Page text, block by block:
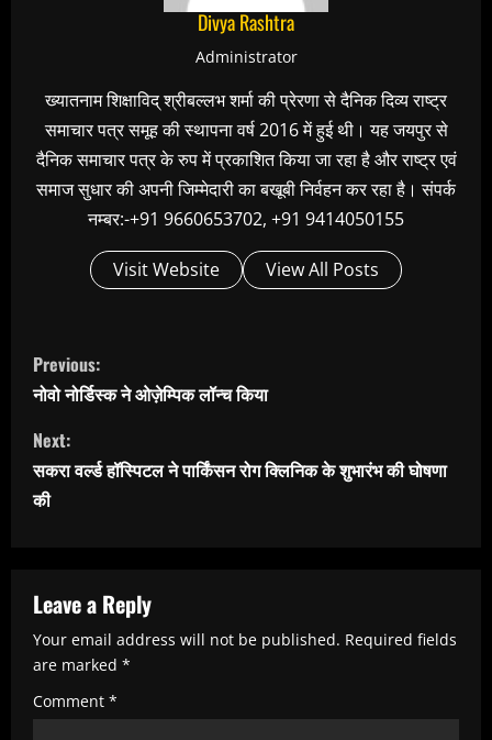
Divya Rashtra
Administrator
ख्यातनाम शिक्षाविद् श्रीबल्लभ शर्मा की प्रेरणा से दैनिक दिव्य राष्ट्र
समाचार पत्र समूह की स्थापना वर्ष 2016 में हुई थी। यह जयपुर से
दैनिक समाचार पत्र के रुप में प्रकाशित किया जा रहा है और राष्ट्र एवं
समाज सुधार की अपनी जिम्मेदारी का बखूबी निर्वहन कर रहा है। संपर्क
नम्बर:-+91 9660653702, +91 9414050155
Visit Website View All Posts
C
o
n
t
i
e
R
e
a
Previous:
नोवो नोर्डिस्क ने ओज़ेम्पिक लॉन्च किया
Next:
सकरा वर्ल्ड हॉस्पिटल ने पार्किंसन रोग क्लिनिक के शुभारंभ की घोषणा
की
Leave a Reply
Your email address will not be published. Required fields
are marked *
Comment *